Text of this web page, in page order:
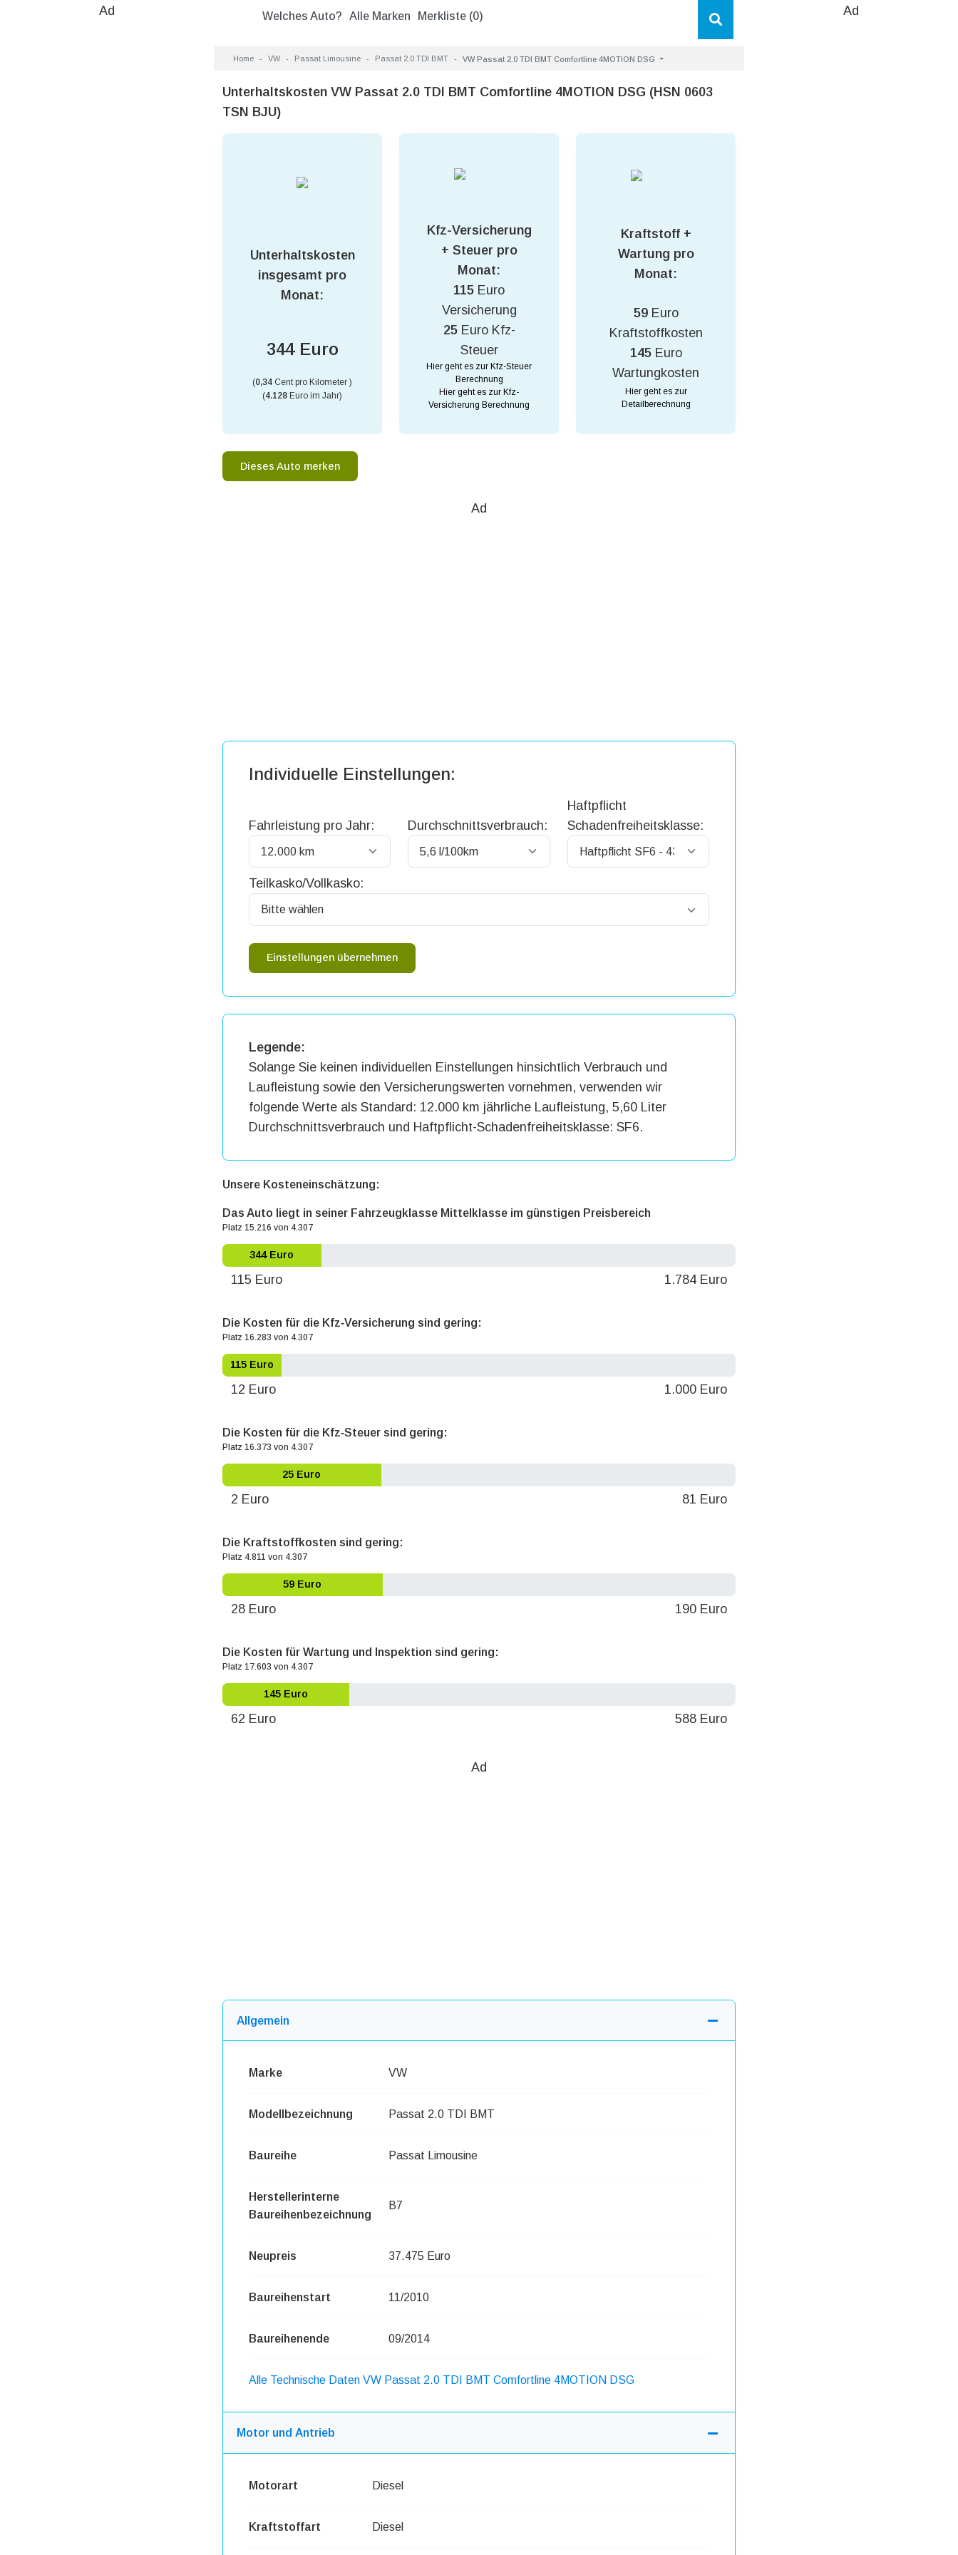
Welches Auto? Alle Marken Merkliste (0)
Ad Ad
Home VW Passat Limousine Passat 2.0 TDI BMT VW Passat 2.0 TDI BMT Comfortline 4MOTION DSG
Unterhaltskosten VW Passat 2.0 TDI BMT Comfortline 4MOTION DSG (HSN 0603
TSN BJU)
Unterhaltskosten
insgesamt pro
Monat:
344 Euro
(0,34 Cent pro Kilometer )
(4.128 Euro im Jahr)
Kfz-Versicherung
+ Steuer pro
Monat:
115 Euro
Versicherung
25 Euro Kfz-
Steuer
Hier geht es zur Kfz-Steuer
Berechnung
Hier geht es zur Kfz-
Versicherung Berechnung
Kraftstoff +
Wartung pro
Monat:
59 Euro
Kraftstoffkosten
145 Euro
Wartungkosten
Hier geht es zur
Detailberechnung
Dieses Auto merken
Ad
Individuelle Einstellungen:
Fahrleistung pro Jahr: Durchschnittsverbrauch:
Haftpflicht
Schadenfreiheitsklasse:
Teilkasko/Vollkasko:
Einstellungen übernehmen
Legende:
Solange Sie keinen individuellen Einstellungen hinsichtlich Verbrauch und
Laufleistung sowie den Versicherungswerten vornehmen, verwenden wir
folgende Werte als Standard: 12.000 km jährliche Laufleistung, 5,60 Liter
Durchschnittsverbrauch und Haftpflicht-Schadenfreiheitsklasse: SF6.
Unsere Kosteneinschätzung:
Das Auto liegt in seiner Fahrzeugklasse Mittelklasse im günstigen Preisbereich
Platz 15.216 von 4.307
344 Euro
115 Euro 1.784 Euro
Die Kosten für die Kfz‐Versicherung sind gering:
Platz 16.283 von 4.307
115 Euro
12 Euro 1.000 Euro
Die Kosten für die Kfz‐Steuer sind gering:
Platz 16.373 von 4.307
25 Euro
2 Euro 81 Euro
Die Kraftstoffkosten sind gering:
Platz 4.811 von 4.307
59 Euro
28 Euro 190 Euro
Die Kosten für Wartung und Inspektion sind gering:
Platz 17.603 von 4.307
145 Euro
62 Euro 588 Euro
Ad
Allgemein
Marke VW
Modellbezeichnung Passat 2.0 TDI BMT
Baureihe Passat Limousine
Herstellerinterne
Baureihenbezeichnung
B7
Neupreis 37.475 Euro
Baureihenstart 11/2010
Baureihenende 09/2014
Alle Technische Daten VW Passat 2.0 TDI BMT Comfortline 4MOTION DSG
Motor und Antrieb
Motorart Diesel
Kraftstoffart Diesel